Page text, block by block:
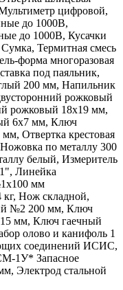
цифровой,
до 1000В,
до 1000В, Кусачки
Термитная смесь
форма многоразовая
под паяльник,
200 мм, Напильник
рожковый
рожковый 18х19 мм,
6х7 мм, Ключ
Отвертка крестовая
по металлу 300
белый, Измеритель
Линейка
мм
кг, Нож складной,
№2 200 мм, Ключ
мм, Ключ гаечный
олово и канифоль 1
соединений ИСИС,
1У* Запасное
Электрод стальной